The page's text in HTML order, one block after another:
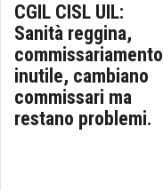
CGIL CISL UIL:
Sanità reggina,
commissariamento
inutile, cambiano
commissari ma
restano problemi.